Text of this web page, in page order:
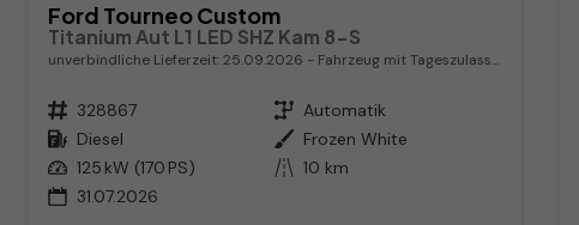
Ford Tourneo Custom
Titanium Aut L1 LED SHZ Kam 8-S
unverbindliche Lieferzeit:25.09.2026 Fahrzeug mit Tageszulassung
Fahrzeugnr. 328867 Getriebe Automatik
Kraftstoff Diesel Außenfarbe Frozen White
Leistung 125 kW (170 PS) Kilometerstand 10 km
31.07.2026